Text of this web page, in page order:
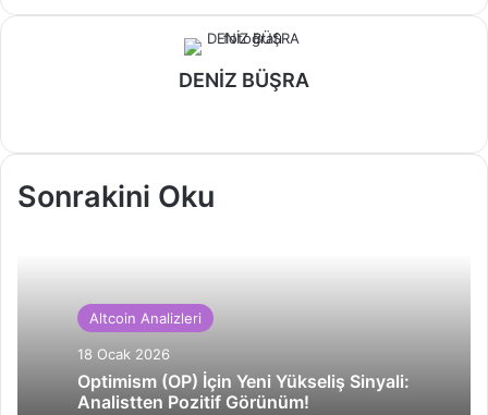
DENİZ BÜŞRA
Sonrakini Oku
Altcoin Analizleri
18 Ocak 2026
Optimism (OP) İçin Yeni Yükseliş Sinyali:
Analistten Pozitif Görünüm!